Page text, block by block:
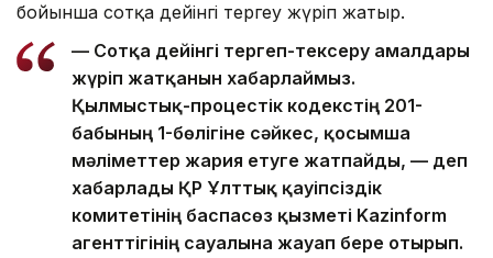
бойынша сотқа дейінгі тергеу жүріп жатыр.
— Сотқа дейінгі тергеп-тексеру амалдары
жүріп жатқанын хабарлаймыз.
Қылмыстық-процестік кодекстің 201-
бабының 1-бөлігіне сәйкес, қосымша
мәліметтер жария етуге жатпайды, — деп
хабарлады ҚР Ұлттық қауіпсіздік
комитетінің баспасөз қызметі Kazinform
агенттігінің сауалына жауап бере отырып.